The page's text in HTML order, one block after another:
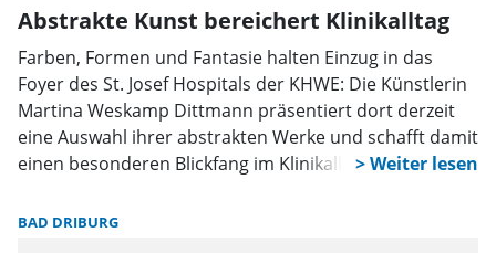
Abstrakte Kunst bereichert Klinikalltag
Farben, Formen und Fantasie halten Einzug in das
Foyer des St. Josef Hospitals der KHWE: Die Künstlerin
Martina Weskamp Dittmann präsentiert dort derzeit
eine Auswahl ihrer abstrakten Werke und schafft damit
einen besonderen Blickfang im Klinikalltag.
BAD DRIBURG